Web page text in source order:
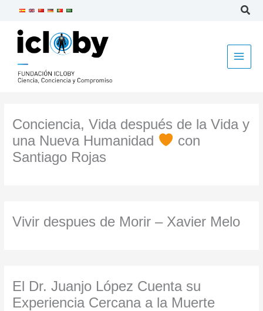
contenido
Conciencia, Vida después de la Vida y
una Nueva Humanidad
con
Santiago Rojas
Vivir despues de Morir – Xavier Melo
El Dr. Juanjo López Cuenta su
Experiencia Cercana a la Muerte